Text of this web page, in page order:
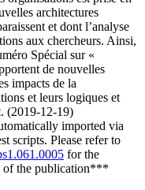
architectures
et dont l’analyse
aux chercheurs. Ainsi,
Spécial sur «
de nouvelles
impacts de la
et leurs logiques et
(2019-12-19)
imported via
scripts. Please refer to
for the
of the publication***